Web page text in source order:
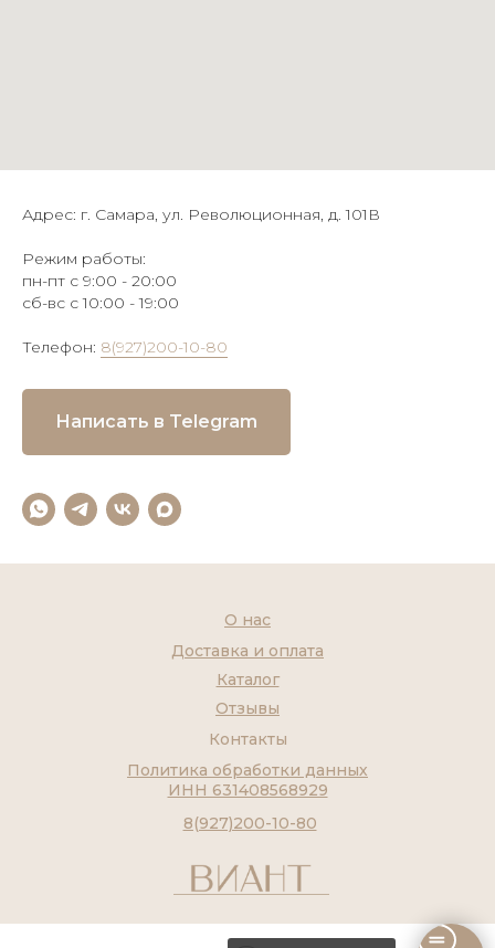
Адрес: г. Самара, ул. Революционная, д. 101В
Режим работы:
пн-пт с 9:00 - 20:00
сб-вс с 10:00 - 19:00
Телефон: 8(927)200-10-80
Написать в Telegram
Контакты
8(927)200-10-80
Каталог
О нас
Доставка и оплата
Отзывы
Политика обработки данных
ИНН 631408568929